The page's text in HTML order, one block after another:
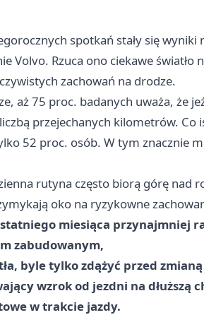
spotkań stały się wyniki
Volvo. Rzuca ono ciekawe światło
zachowań na drodze.
aż 75 proc. badanych uważa, że
przejechanych kilometrów. Co
52 proc. osób. W tym znacznie
rutyna często biorą górę nad
oko na ryzykowne
miesiąca przynajmniej
zabudowanym,
byle tylko zdążyć przed
wzrok od jezdni na dłuższą
w trakcie jazdy.